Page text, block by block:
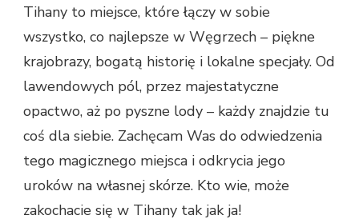
Tihany to miejsce, które łączy w sobie
wszystko, co najlepsze w Węgrzech – piękne
krajobrazy, bogatą historię i lokalne specjały. Od
lawendowych pól, przez majestatyczne
opactwo, aż po pyszne lody – każdy znajdzie tu
coś dla siebie. Zachęcam Was do odwiedzenia
tego magicznego miejsca i odkrycia jego
uroków na własnej skórze. Kto wie, może
zakochacie się w Tihany tak jak ja!